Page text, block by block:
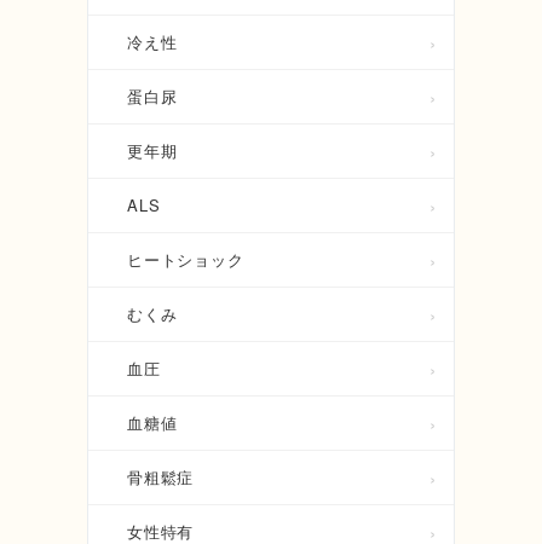
冷え性
蛋白尿
更年期
ALS
ヒートショック
むくみ
血圧
血糖値
骨粗鬆症
女性特有